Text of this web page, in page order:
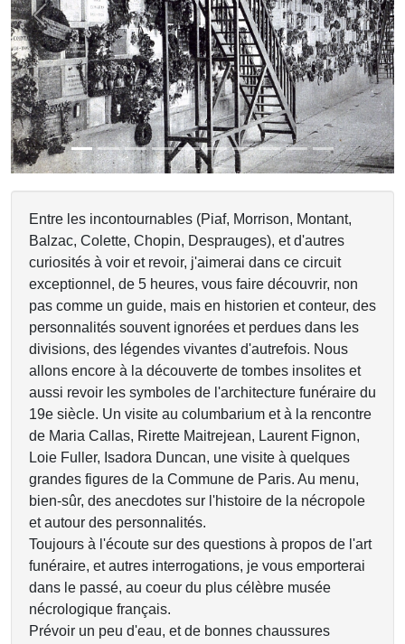
Previous Next
Entre les incontournables (Piaf, Morrison, Montant,
Balzac, Colette, Chopin, Desprauges), et d'autres
curiosités à voir et revoir, j'aimerai dans ce circuit
exceptionnel, de 5 heures, vous faire découvrir, non
pas comme un guide, mais en historien et conteur, des
personnalités souvent ignorées et perdues dans les
divisions, des légendes vivantes d'autrefois. Nous
allons encore à la découverte de tombes insolites et
aussi revoir les symboles de l'architecture funéraire du
19e siècle. Un visite au columbarium et à la rencontre
de Maria Callas, Rirette Maitrejean, Laurent Fignon,
Loie Fuller, Isadora Duncan, une visite à quelques
grandes figures de la Commune de Paris. Au menu,
bien-sûr, des anecdotes sur l'histoire de la nécropole
et autour des personnalités.
Toujours à l'écoute sur des questions à propos de l'art
funéraire, et autres interrogations, je vous emporterai
dans le passé, au coeur du plus célèbre musée
nécrologique français.
Prévoir un peu d'eau, et de bonnes chaussures